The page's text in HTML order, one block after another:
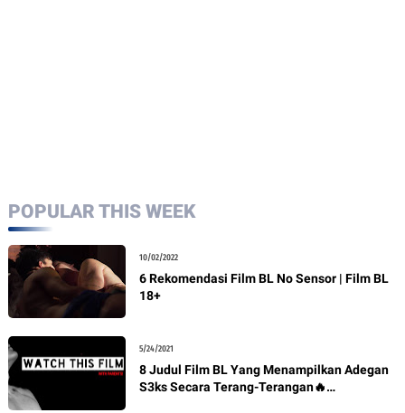
POPULAR THIS WEEK
10/02/2022
6 Rekomendasi Film BL No Sensor | Film BL
18+
5/24/2021
8 Judul Film BL Yang Menampilkan Adegan
S3ks Secara Terang-Terangan🔥